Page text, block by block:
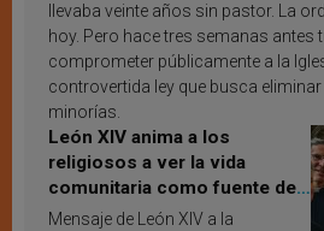
llevaba veinte años sin pastor. La
hoy. Pero hace tres semanas antes
comprometer públicamente a la
controvertida ley que busca eliminar
minorías.
León XIV anima a los
religiosos a ver la vida
comunitaria como fuente de
inspiración y santificación
Mensaje de León XIV a la